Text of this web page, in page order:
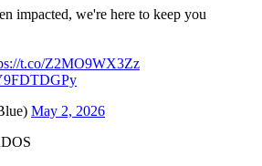
impacted, we're here to keep you
t.co/Z2MO9WX3Zz
May 2, 2026